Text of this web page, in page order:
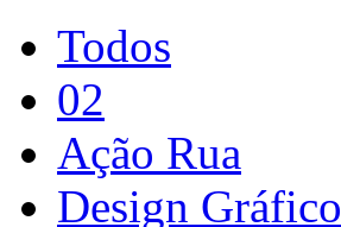
Todos
02
Ação Rua
Design Gráfico